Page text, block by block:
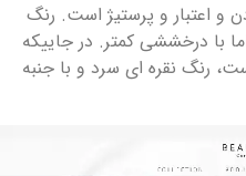
و اعتبار و پرستیژ است. رنگ
با درخششی کمتر. در جاییکه
رنگ نقره ای سرد و با جنبه